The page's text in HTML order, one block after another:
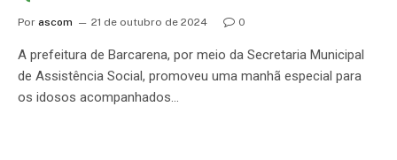
Por ascom 21 de outubro de 2024 0
A prefeitura de Barcarena, por meio da Secretaria Municipal
de Assistência Social, promoveu uma manhã especial para
os idosos acompanhados…